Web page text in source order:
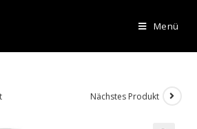
Menü
Nächstes Produkt